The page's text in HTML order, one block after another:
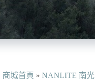
商城首頁 » NANLITE 南光